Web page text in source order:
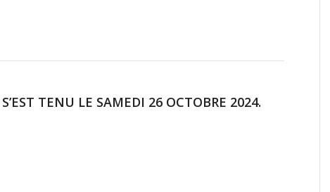
TENU LE SAMEDI 26 OCTOBRE 2024.